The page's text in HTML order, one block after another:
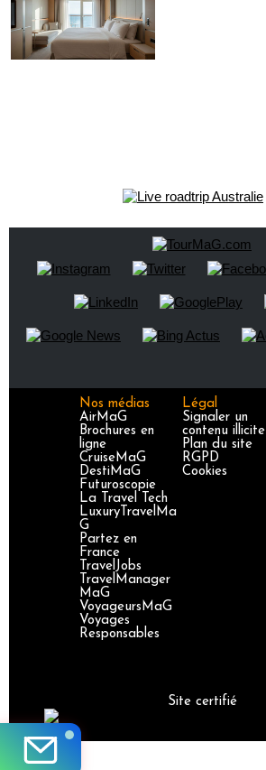
Nos médias
AirMaG
Brochures en
ligne
CruiseMaG
DestiMaG
Futuroscopie
La Travel Tech
LuxuryTravelMa
G
Partez en
France
TravelJobs
TravelManager
MaG
VoyageursMaG
Voyages
Responsables
Légal
Signaler un
contenu illicite
Plan du site
RGPD
Cookies
Site certifié